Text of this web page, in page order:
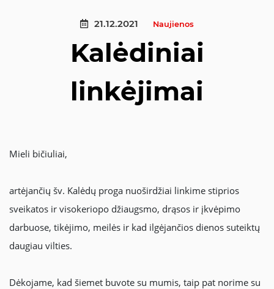
21.12.2021 Naujienos
Kalėdiniai
linkėjimai
Mieli bičiuliai,
artėjančių šv. Kalėdų proga nuoširdžiai linkime stiprios
sveikatos ir visokeriopo džiaugsmo, drąsos ir įkvėpimo
darbuose, tikėjimo, meilės ir kad ilgėjančios dienos suteiktų
daugiau vilties.
Dėkojame, kad šiemet buvote su mumis, taip pat norime su